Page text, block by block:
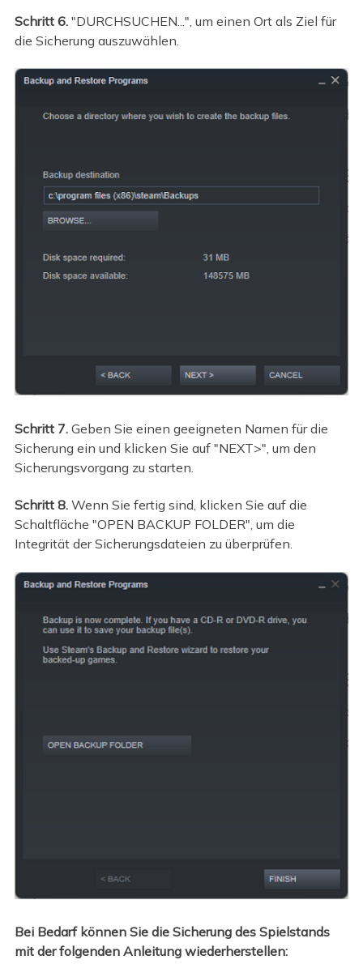
Schritt 6. "DURCHSUCHEN...", um einen Ort als Ziel für
die Sicherung auszuwählen.
Schritt 7.Geben Sie einen geeigneten Namen für die
Sicherung ein und klicken Sie auf "NEXT>", um den
Sicherungsvorgang zu starten.
Schritt 8. Wenn Sie fertig sind, klicken Sie auf die
Schaltfläche "OPEN BACKUP FOLDER", um die
Integrität der Sicherungsdateien zu überprüfen.
Bei Bedarf können Sie die Sicherung des Spielstands
mit der folgenden Anleitung wiederherstellen: